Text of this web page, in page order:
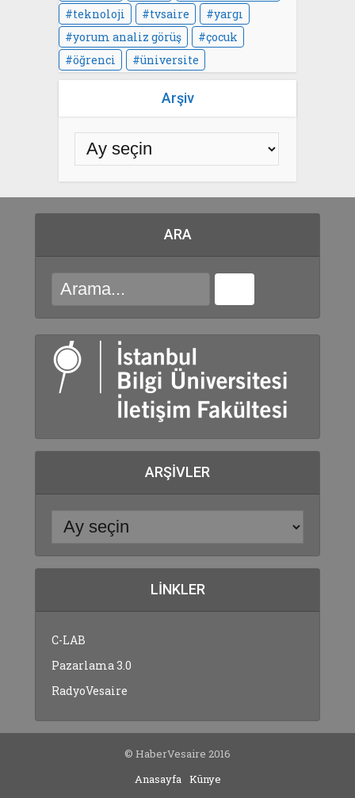
teknoloji
tvsaire
yargı
yorum analiz görüş
çocuk
öğrenci
üniversite
Arşiv
ARA
ARŞIVLER
LINKLER
C-LAB
Pazarlama 3.0
RadyoVesaire
© HaberVesaire 2016
Anasayfa Künye